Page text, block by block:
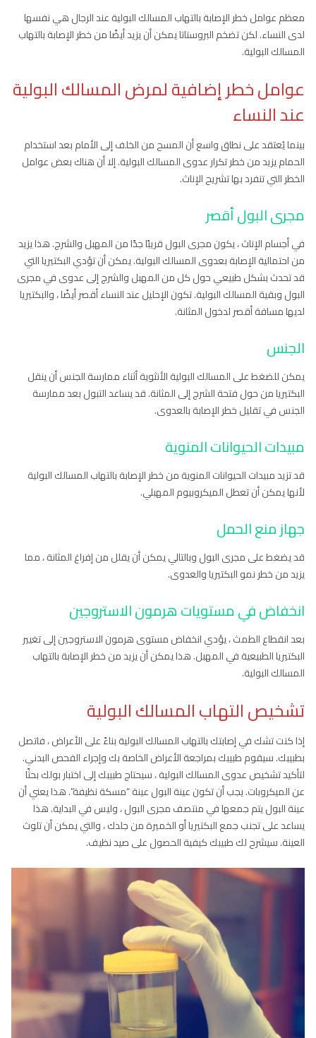
معظم عوامل خطر الإصابة بالتهاب المسالك البولية عند الرجال هي نفسها
لدى النساء. لكن تضخم البروستاتا يمكن أن يزيد أيضًا من خطر الإصابة بالتهاب
المسالك البولية.
عوامل خطر إضافية لمرض المسالك البولية
عند النساء
بينما يُعتقد على نطاق واسع أن المسح من الخلف إلى الأمام بعد استخدام
الحمام يزيد من خطر تكرار عدوى المسالك البولية. إلا أن هناك بعض عوامل
الخطر التي تنفرد بها تشريح الإناث.
مجرى البول أقصر
في أجسام الإناث ، يكون مجرى البول قريبًا جدًا من المهبل والشرج. هذا يزيد
من احتمالية الإصابة بعدوى المسالك البولية. يمكن أن تؤدي البكتيريا التي
قد تحدث بشكل طبيعي حول كل من المهبل والشرج إلى عدوى في مجرى
البول وبقية المسالك البولية. تكون الإحليل عند النساء أقصر أيضًا ، والبكتيريا
لديها مسافة أقصر لدخول المثانة.
الجنس
يمكن للضغط على المسالك البولية الأنثوية أثناء ممارسة الجنس أن ينقل
البكتيريا من حول فتحة الشرج إلى المثانة. قد يساعد التبول بعد ممارسة
الجنس في تقليل خطر الإصابة بالعدوى.
مبيدات الحيوانات المنوية
قد تزيد مبيدات الحيوانات المنوية من خطر الإصابة بالتهاب المسالك البولية
لأنها يمكن أن تعطل الميكروبيوم المهبلي.
جهاز منع الحمل
قد يضغط على مجرى البول وبالتالي يمكن أن يقلل من إفراغ المثانة ، مما
يزيد من خطر نمو البكتيريا والعدوى.
انخفاض في مستويات هرمون الاستروجين
بعد انقطاع الطمث ، يؤدي انخفاض مستوى هرمون الاستروجين إلى تغيير
البكتيريا الطبيعية في المهبل. هذا يمكن أن يزيد من خطر الإصابة بالتهاب
المسالك البولية.
تشخيص التهاب المسالك البولية
إذا كنت تشك في إصابتك بالتهاب المسالك البولية بناءً على الأعراض ، فاتصل
بطبيبك. سيقوم طبيبك بمراجعة الأعراض الخاصة بك وإجراء الفحص البدني.
لتأكيد تشخيص عدوى المسالك البولية ، سيحتاج طبيبك إلى اختبار بولك بحثًا
عن الميكروبات. يجب أن تكون عينة البول عينة “مسكة نظيفة”. هذا يعني أن
عينة البول يتم جمعها في منتصف مجرى البول ، وليس في البداية. هذا
يساعد على تجنب جمع البكتيريا أو الخميرة من جلدك ، والتي يمكن أن تلوث
العينة. سيشرح لك طبيبك كيفية الحصول على صيد نظيف.